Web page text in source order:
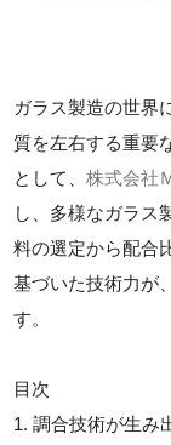
ガラス製造の世界
質を左右する重要
として、株式会社
し、多様なガラス
料の選定から配合
基づいた技術力が
す。
目次
1. 調合技術が生み